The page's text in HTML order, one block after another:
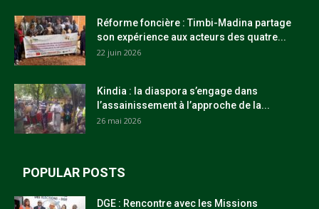
Réforme foncière : Timbi-Madina partage
son expérience aux acteurs des quatre...
22 juin 2026
Kindia : la diaspora s’engage dans
l’assainissement à l’approche de la...
26 mai 2026
POPULAR POSTS
DGE : Rencontre avec les Missions